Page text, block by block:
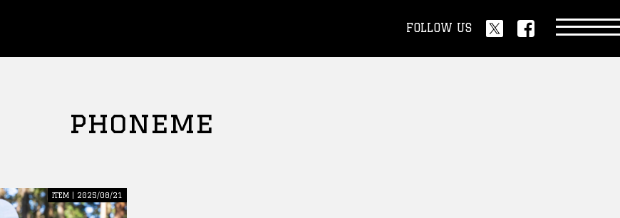
FOLLOW US
phoneme
ITEM | 2025/08/21